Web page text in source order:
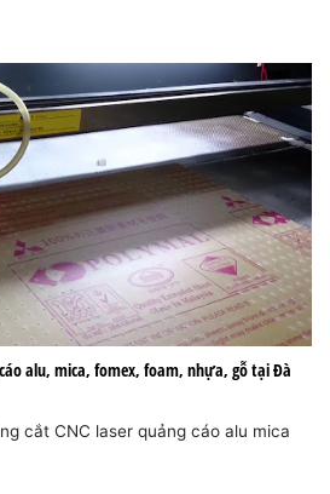
cáo alu, mica, fomex, foam, nhựa, gỗ tại Đà
cắt CNC laser quảng cáo alu mica